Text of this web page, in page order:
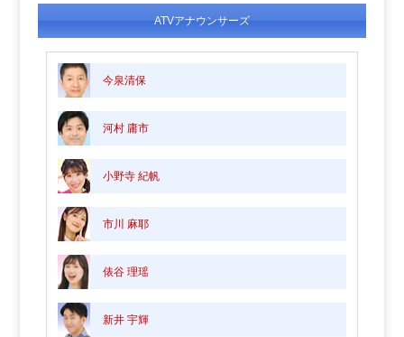
ATVアナウンサーズ
今泉清保
河村 庸市
小野寺 紀帆
市川 麻耶
俵谷 理瑶
新井 宇輝